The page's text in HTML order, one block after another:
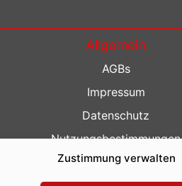
Zustimmung verwalten
Allgemein
AGBs
Impressum
Datenschutz
Nutzungsbestimmungen
Kontakt